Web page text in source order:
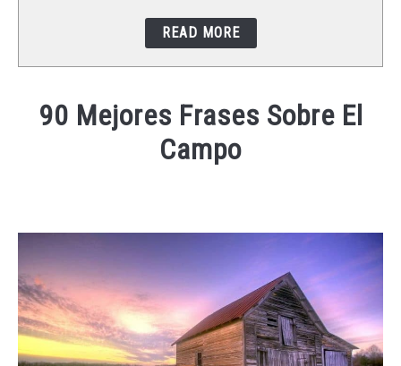
READ MORE
90 Mejores Frases Sobre El
Campo
Frases